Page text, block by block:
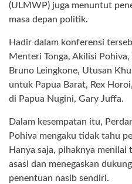
(ULMWP) juga menuntut
masa depan politik.
Hadir dalam konferensi
Menteri Tonga, Akilisi
Bruno Leingkone, Utusan
untuk Papua Barat, Rex
di Papua Nugini, Gary Juffa.
Dalam kesempatan itu,
Pohiva mengaku tidak tahu
Hanya saja, pihaknya
asasi dan menegaskan
penentuan nasib sendiri.